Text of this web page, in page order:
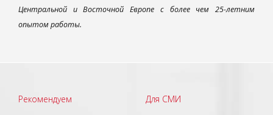
Центральной и Восточной Европе с более чем 25-летним
опытом работы.
Рекомендуем Для СМИ